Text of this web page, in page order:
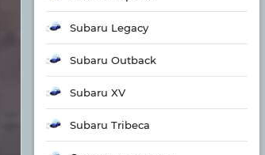
Subaru Legacy
Subaru Outback
Subaru XV
Subaru Tribeca